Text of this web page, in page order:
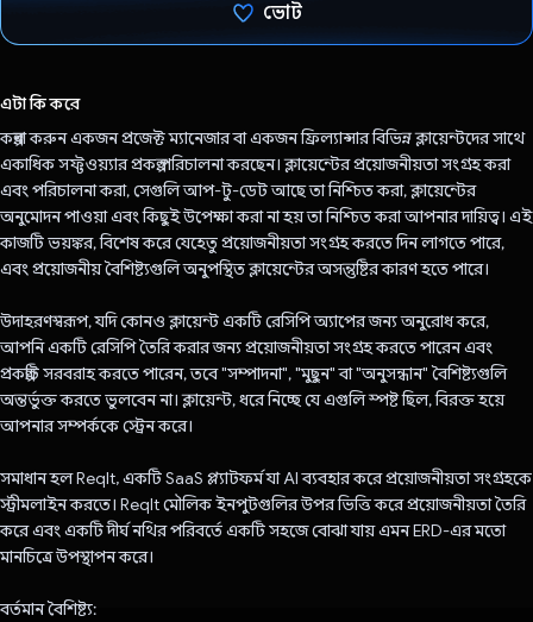
ভোট
এটা কি করে
কল্পনা করুন একজন প্রজেক্ট ম্যানেজার বা একজন ফ্রিল্যান্সার বিভিন্ন ক্লায়েন্টদের সাথে
একাধিক সফ্টওয়্যার প্রকল্প পরিচালনা করছেন। ক্লায়েন্টের প্রয়োজনীয়তা সংগ্রহ করা
এবং পরিচালনা করা, সেগুলি আপ-টু-ডেট আছে তা নিশ্চিত করা, ক্লায়েন্টের
অনুমোদন পাওয়া এবং কিছুই উপেক্ষা করা না হয় তা নিশ্চিত করা আপনার দায়িত্ব। এই
কাজটি ভয়ঙ্কর, বিশেষ করে যেহেতু প্রয়োজনীয়তা সংগ্রহ করতে দিন লাগতে পারে,
এবং প্রয়োজনীয় বৈশিষ্ট্যগুলি অনুপস্থিত ক্লায়েন্টের অসন্তুষ্টির কারণ হতে পারে।
উদাহরণস্বরূপ, যদি কোনও ক্লায়েন্ট একটি রেসিপি অ্যাপের জন্য অনুরোধ করে,
আপনি একটি রেসিপি তৈরি করার জন্য প্রয়োজনীয়তা সংগ্রহ করতে পারেন এবং
প্রকল্পটি সরবরাহ করতে পারেন, তবে "সম্পাদনা", "মুছুন" বা "অনুসন্ধান" বৈশিষ্ট্যগুলি
অন্তর্ভুক্ত করতে ভুলবেন না। ক্লায়েন্ট, ধরে নিচ্ছে যে এগুলি স্পষ্ট ছিল, বিরক্ত হয়ে
আপনার সম্পর্ককে স্ট্রেন করে।
সমাধান হল ReqIt, একটি SaaS প্ল্যাটফর্ম যা AI ব্যবহার করে প্রয়োজনীয়তা সংগ্রহকে
স্ট্রীমলাইন করতে। ReqIt মৌলিক ইনপুটগুলির উপর ভিত্তি করে প্রয়োজনীয়তা তৈরি
করে এবং একটি দীর্ঘ নথির পরিবর্তে একটি সহজে বোঝা যায় এমন ERD-এর মতো
মানচিত্রে উপস্থাপন করে।
বর্তমান বৈশিষ্ট্য: